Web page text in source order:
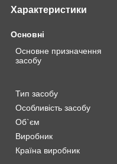
Характеристики
Основні
Основне призначення
засобу
Тип засобу
Особливість засобу
Об`єм
Виробник
Країна виробник